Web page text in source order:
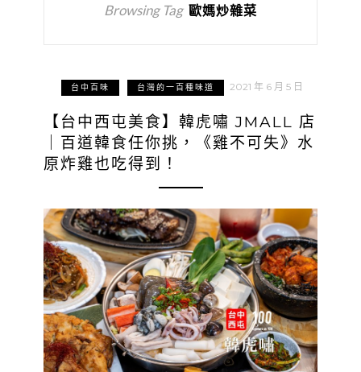
Browsing Tag 歐媽炒雜菜
台中百味 台灣的一百種味道 2021 年 6 月 5 日
【台中西屯美食】韓虎嘯 JMALL 店
｜百道韓食任你挑，《雞不可失》水
原炸雞也吃得到！